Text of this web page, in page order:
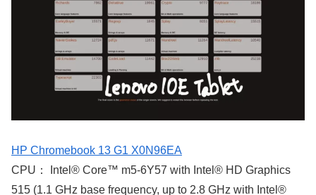
HP Chromebook 13 G1 X0N96EA
CPU： Intel® Core™ m5-6Y57 with Intel® HD Graphics
515 (1.1 GHz base frequency, up to 2.8 GHz with Intel®